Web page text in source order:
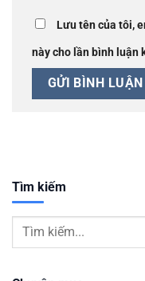
Lưu tên của tôi,
này cho lần bình luận
Tìm kiếm